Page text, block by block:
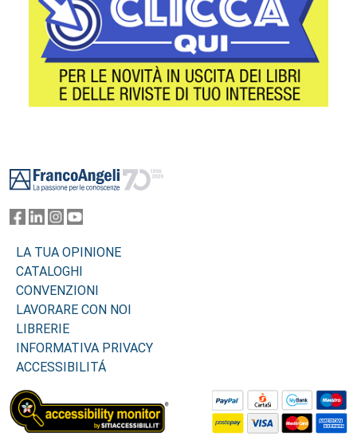
LA TUA OPINIONE
CATALOGHI
CONVENZIONI
LAVORARE CON NOI
LIBRERIE
INFORMATIVA PRIVACY
ACCESSIBILITÁ